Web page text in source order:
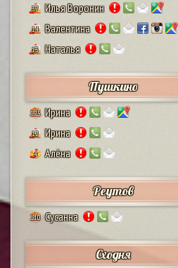
37 Илья Воронин
14 Валентина
13 Наталья
Пушкино
125 Ирина
12 Ирина
4 Алёна
Реутов
110 Сусанна
Сходня